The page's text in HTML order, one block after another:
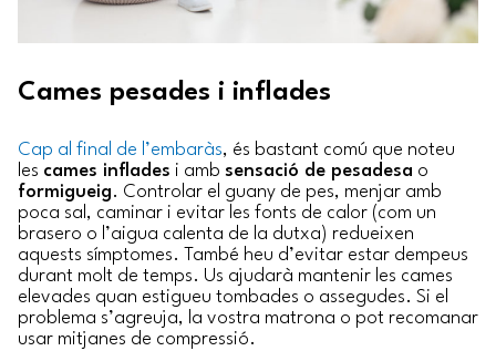
Cames pesades i inflades
Cap al final de l’embaràs, és bastant comú que noteu
les cames inflades i amb sensació de pesadesa o
formigueig. Controlar el guany de pes, menjar amb
poca sal, caminar i evitar les fonts de calor (com un
brasero o l’aigua calenta de la dutxa) redueixen
aquests símptomes. També heu d’evitar estar dempeus
durant molt de temps. Us ajudarà mantenir les cames
elevades quan estigueu tombades o assegudes. Si el
problema s’agreuja, la vostra matrona o pot recomanar
usar mitjanes de compressió.